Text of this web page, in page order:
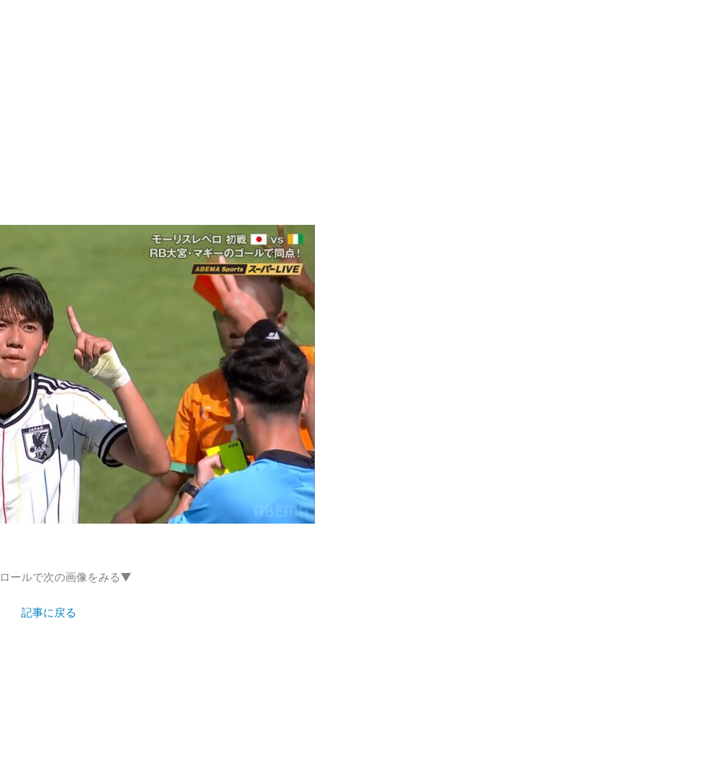
ールで次の画像をみる▼
記事に戻る